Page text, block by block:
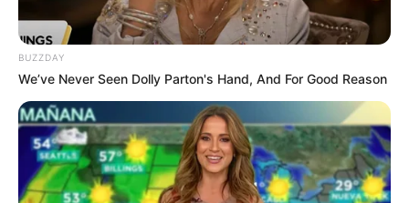
BUZZDAY
We’ve Never Seen Dolly Parton's Hand, And For Good Reason